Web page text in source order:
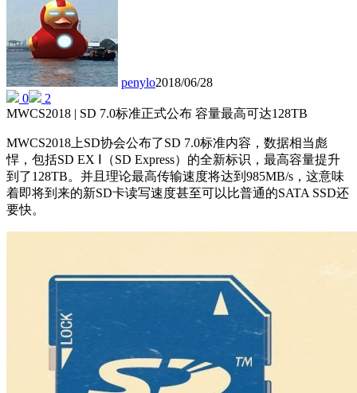
penylo2018/06/28
0
2
MWCS2018 | SD 7.0标准正式公布 容量最高可达128TB
MWCS2018上SD协会公布了SD 7.0标准内容，数据相当彪
悍，包括SD EX Ⅰ（SD Express）的全新标识，最高容量提升
到了128TB。并且理论最高传输速度将达到985MB/s，这意味
着即将到来的新SD卡读写速度甚至可以比普通的SATA SSD还
要快。